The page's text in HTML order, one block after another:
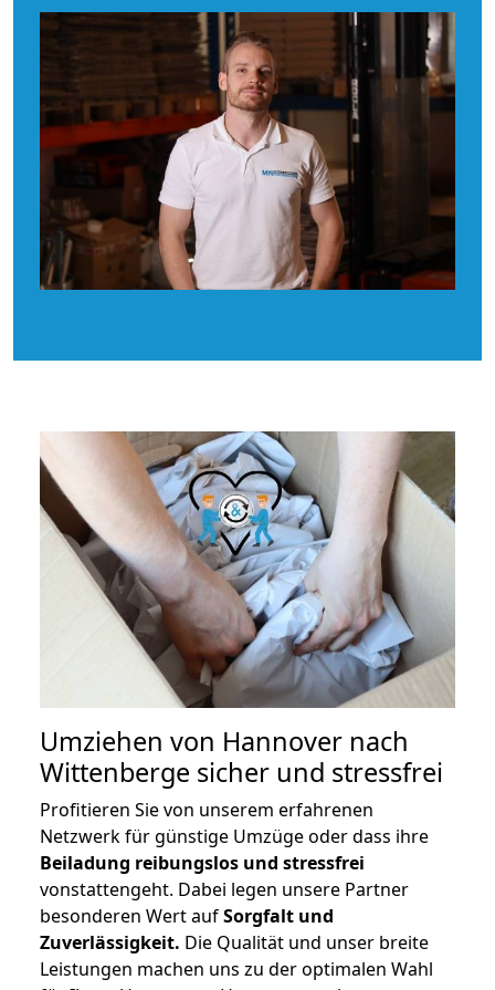
Umziehen von Hannover nach
Wittenberge sicher und stressfrei
Profitieren Sie von unserem erfahrenen
Netzwerk für günstige Umzüge oder dass ihre
Beiladung reibungslos und stressfrei
vonstattengeht. Dabei legen unsere Partner
besonderen Wert aufSorgfalt und
Zuverlässigkeit. Die Qualität und unser breite
Leistungen machen uns zu der optimalen Wahl